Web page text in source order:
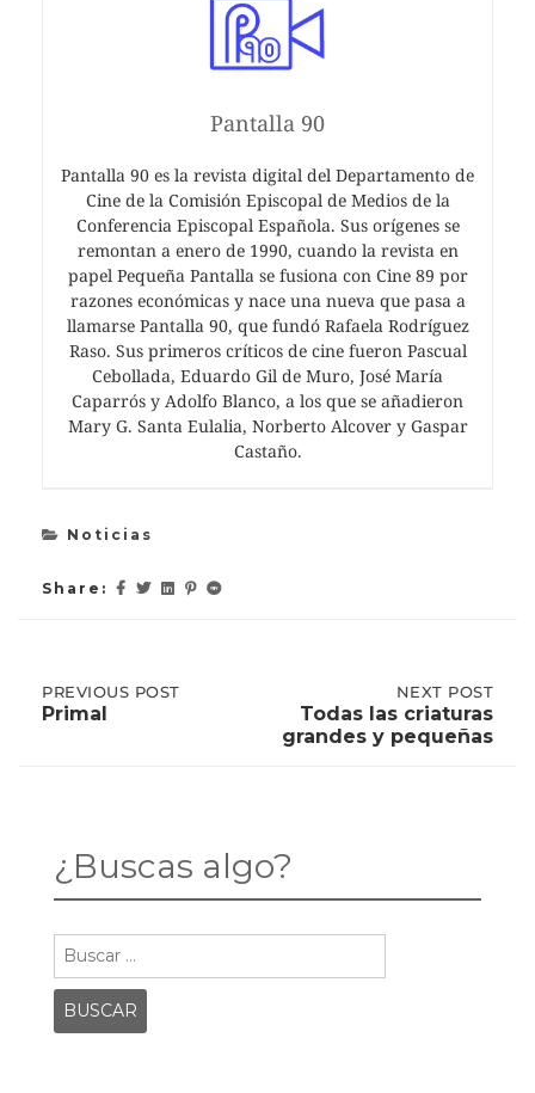
Pantalla 90
Pantalla 90 es la revista digital del Departamento de
Cine de la Comisión Episcopal de Medios de la
Conferencia Episcopal Española. Sus orígenes se
remontan a enero de 1990, cuando la revista en
papel Pequeña Pantalla se fusiona con Cine 89 por
razones económicas y nace una nueva que pasa a
llamarse Pantalla 90, que fundó Rafaela Rodríguez
Raso. Sus primeros críticos de cine fueron Pascual
Cebollada, Eduardo Gil de Muro, José María
Caparrós y Adolfo Blanco, a los que se añadieron
Mary G. Santa Eulalia, Norberto Alcover y Gaspar
Castaño.
Noticias
Share:
Post
PREVIOUS
POST:
PREVIOUS POST
Primal
POST:
TODAS
LAS
NEXT POST
Todas las criaturas
grandes y pequeñas
¿Buscas algo?